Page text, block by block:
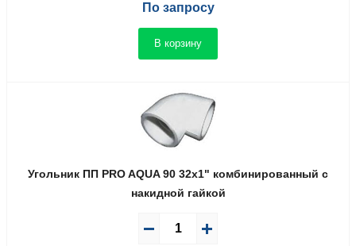
По запросу
В корзину
Угольник ПП PRO AQUA 90 32x1" комбинированный с
накидной гайкой